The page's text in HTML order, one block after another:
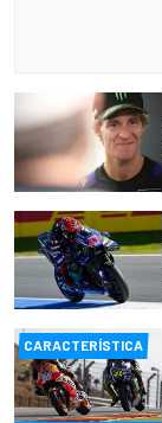
CARACTERÍSTICA